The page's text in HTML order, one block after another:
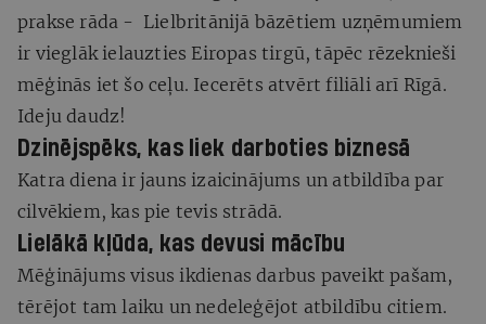
prakse rāda - Lielbritānijā bāzētiem uzņēmumiem
ir vieglāk ielauzties Eiropas tirgū, tāpēc rēzeknieši
mēģinās iet šo ceļu. Iecerēts atvērt filiāli arī Rīgā.
Ideju daudz!
Dzinējspēks, kas liek darboties biznesā
Katra diena ir jauns izaicinājums un atbildība par
cilvēkiem, kas pie tevis strādā.
Lielākā kļūda, kas devusi mācību
Mēģinājums visus ikdienas darbus paveikt pašam,
tērējot tam laiku un nedeleģējot atbildību citiem.